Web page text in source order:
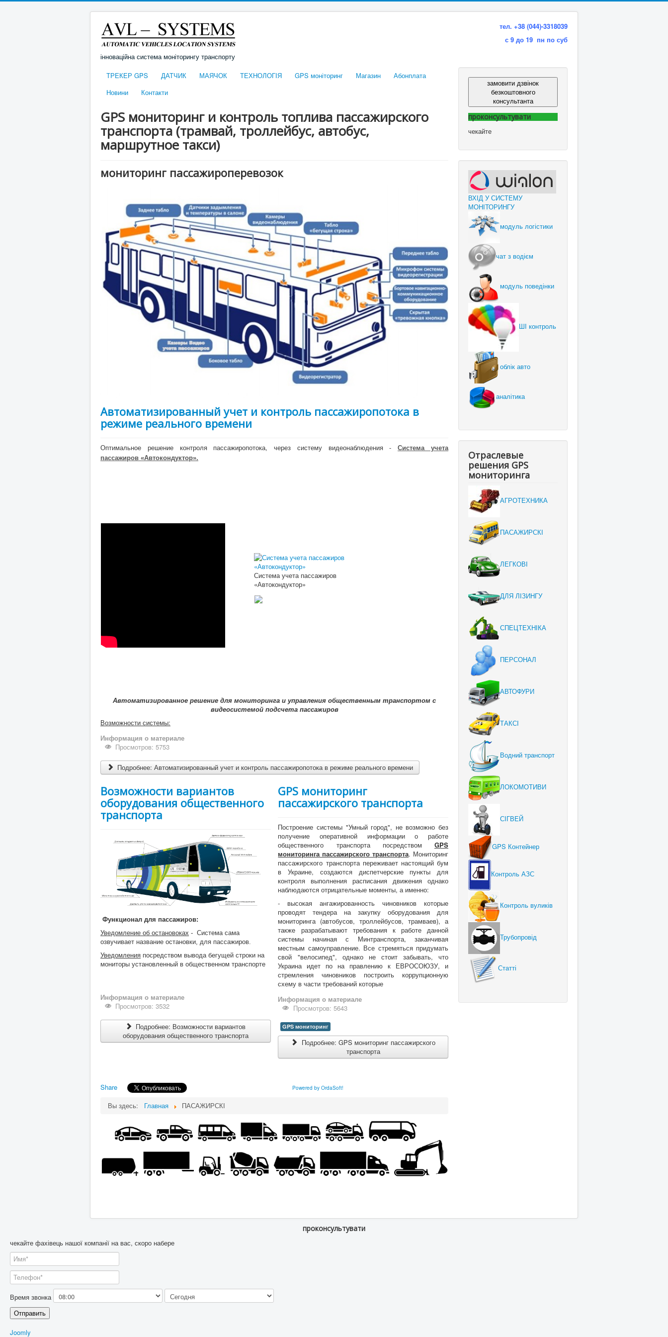
інноваційна система моніторингу транспорту
тел. +38 (044)-3318039
с 9 до 19 пн по суб
ТРЕКЕР GPS ДАТЧИК МАЯЧОК ТЕХНОЛОГІЯ GPS моніторинг Магазин
Абонплата
Новини
Контакти
GPS мониторинг и контроль топлива пассажирского
транспорта (трамвай, троллейбус, автобус,
маршрутное такси)
мониторинг пассажироперевозок
Автоматизированный учет и контроль пассажиропотока в
режиме реального времени
Оптимальное решение контроля пассажиропотока, через систему видеонаблюдения -Система учета
пассажиров «Автокондуктор».
Система учета пассажиров
«Автокондуктор»
Автоматизированное решение для мониторинга и управления общественным транспортом с
видеосистемой подсчета пассажиров
Возможности системы:
Информация о материале
Просмотров: 5753
Подробнее: Автоматизированный учет и контроль пассажиропотока в режиме реального времени
Возможности вариантов
оборудования общественного
транспорта
Функционал для пассажиров:
Уведомление об остановоках - Система сама
озвучивает название остановки, для пассажиров.
Уведомления посредством вывода бегущей строки на
мониторы установленный в общественном транспорте
Информация о материале
Просмотров: 3532
Подробнее: Возможности вариантов
оборудования общественного транспорта
GPS мониторинг
пассажирского транспорта
Построение системы "Умный город", не возможно без
получение оперативной информации о работе
общественного транспорта посредством GPS
мониторинга пассажирского транспорта. Мониторинг
пассажирского транспорта переживает настоящий бум
в Украине, создаются диспетчерские пункты для
контроля выполнения расписания движения однако
наблюдаются отрицательные моменты, а именно:
- высокая ангажированность чиновников которые
проводят тендера на закупку оборудования для
мониторинга (автобусов, троллейбусов, трамваев), а
также разрабатывают требования к работе данной
системы начиная с Минтранспорта, заканчивая
местным самоуправление. Все стремяться придумать
свой "велосипед", однако не стоит забывать, что
Украина идет по на правлению к ЕВРОСОЮЗУ, и
стремления чиновников построить коррупционную
схему в части требований которые
Информация о материале
Просмотров: 5643
GPS мониторинг
Подробнее: GPS мониторинг пассажирского
транспорта
Share Powered by OrdaSoft!
Вы здесь: Главная ПАСАЖИРСКІ
замовити дзвінок
безкоштовного
консультанта
проконсультувати
чекайте
ВХІД У СИСТЕМУ
МОНІТОРИНГУ
модуль логістики
чат з водієм
модуль поведінки
ШІ контроль
облік авто
аналітика
Отраслевые
решения GPS
мониторинга
АГРОТЕХНИКА
ПАСАЖИРСКІ
ЛЕГКОВІ
ДЛЯ ЛІЗИНГУ
СПЕЦТЕХНІКА
ПЕРСОНАЛ
АВТОФУРИ
ТАКСІ
Водний транспорт
ЛОКОМОТИВИ
СІГВЕЙ
GPS Контейнер
Контроль АЗС
Контроль вуликів
Трубопровід
Статті
проконсультувати
чекайте фахівець нашої компанії на вас, скоро набере
Время звонка
Отправить
Joomly